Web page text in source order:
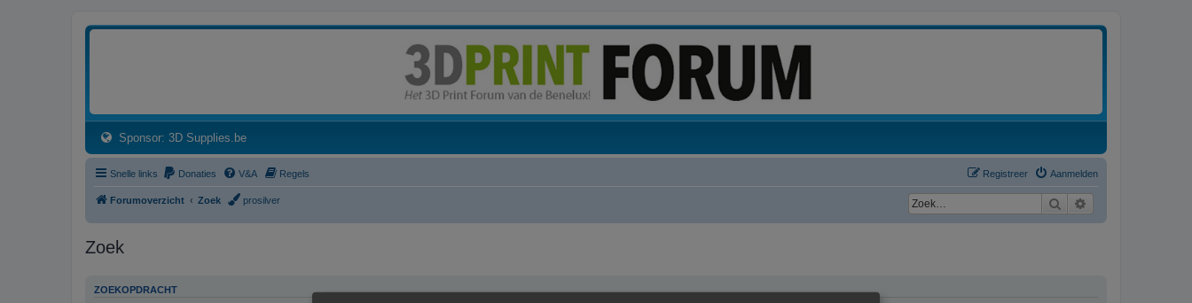
Sponsor: 3D Supplies.be(Opens a new tab)
Snelle links Donaties V&A Regels Aanmelden
Registreer
Forumoverzicht Zoek prosilver Zoek
Zoek
ZOEKOPDRACHT